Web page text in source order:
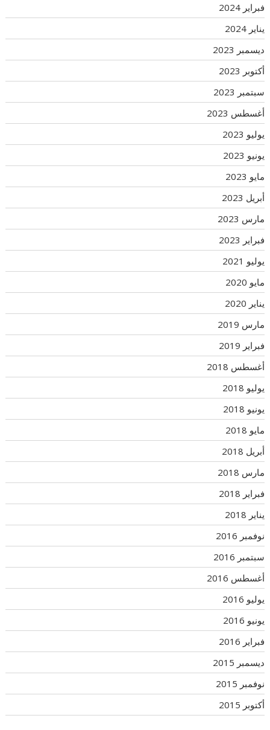
فبراير 2024
يناير 2024
ديسمبر 2023
أكتوبر 2023
سبتمبر 2023
أغسطس 2023
يوليو 2023
يونيو 2023
مايو 2023
أبريل 2023
مارس 2023
فبراير 2023
يوليو 2021
مايو 2020
يناير 2020
مارس 2019
فبراير 2019
أغسطس 2018
يوليو 2018
يونيو 2018
مايو 2018
أبريل 2018
مارس 2018
فبراير 2018
يناير 2018
نوفمبر 2016
سبتمبر 2016
أغسطس 2016
يوليو 2016
يونيو 2016
فبراير 2016
ديسمبر 2015
نوفمبر 2015
أكتوبر 2015